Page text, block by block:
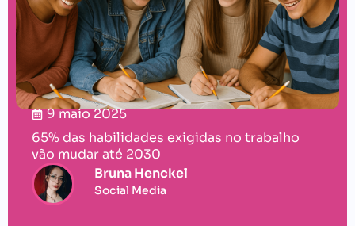
9 maio 2025
65% das habilidades exigidas no trabalho
vão mudar até 2030
Bruna Henckel
Social Media